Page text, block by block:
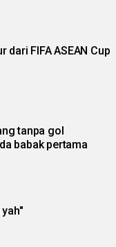
dari FIFA ASEAN Cup
tanpa gol
babak pertama